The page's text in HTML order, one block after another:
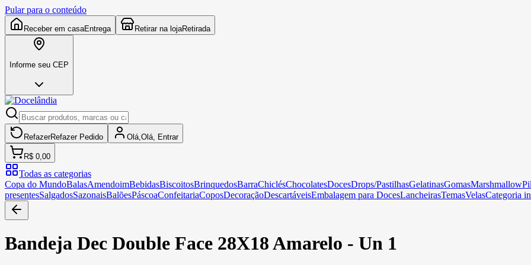
Pular para o conteúdo
Receber em casaEntrega Retirar na lojaRetirada
Informe seu CEP
RefazerRefazer Pedido Olá, Olá, Entrar
R$ 0,00
Todas as categorias
Copa do MundoBalasAmendoimBebidasBiscoitosBrinquedosBarraChiclésChocolatesDocesDrops/PastilhasGelatinasGomasMarshmallow
presentesSalgadosSazonaisBalõesPáscoaConfeitariaCoposDecoraçãoDescartáveisEmbalagem para DocesLancheirasTemasVelasCategoria
Bandeja Dec Double Face 28X18 Amarelo - Un 1